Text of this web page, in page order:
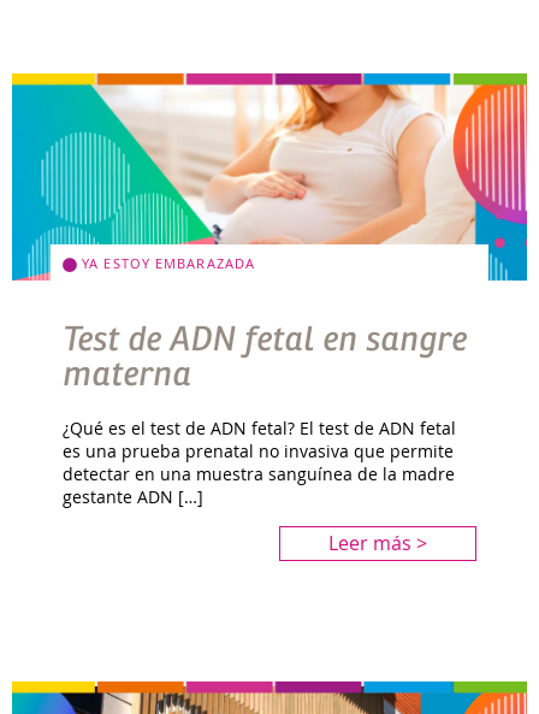
YA ESTOY EMBARAZADA
Test de ADN fetal en sangre
materna
¿Qué es el test de ADN fetal? El test de ADN fetal
es una prueba prenatal no invasiva que permite
detectar en una muestra sanguínea de la madre
gestante ADN […]
Leer más >